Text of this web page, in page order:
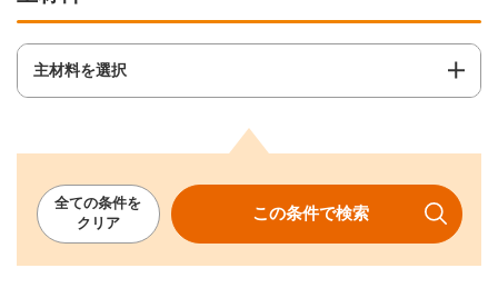
主材料を選択
全ての条件を
クリア
この条件で検索